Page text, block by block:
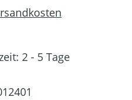
2 - 5 Tage